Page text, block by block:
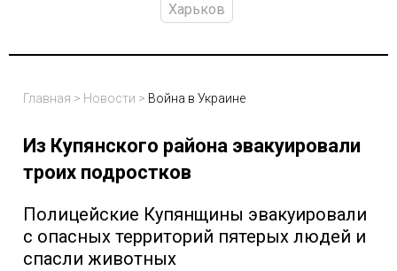
Харьков
Главная > Новости > Война в Украине
Из Купянского района эвакуировали
троих подростков
Полицейские Купянщины эвакуировали
с опасных территорий пятерых людей и
спасли животных